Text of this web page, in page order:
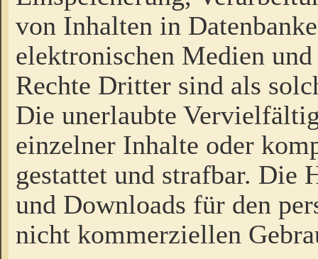
von Inhalten in
elektronischen Medien
Rechte Dritter sind als
Die unerlaubte
einzelner Inhalte oder
gestattet und strafbar. Die
und Downloads für den
nicht kommerziellen